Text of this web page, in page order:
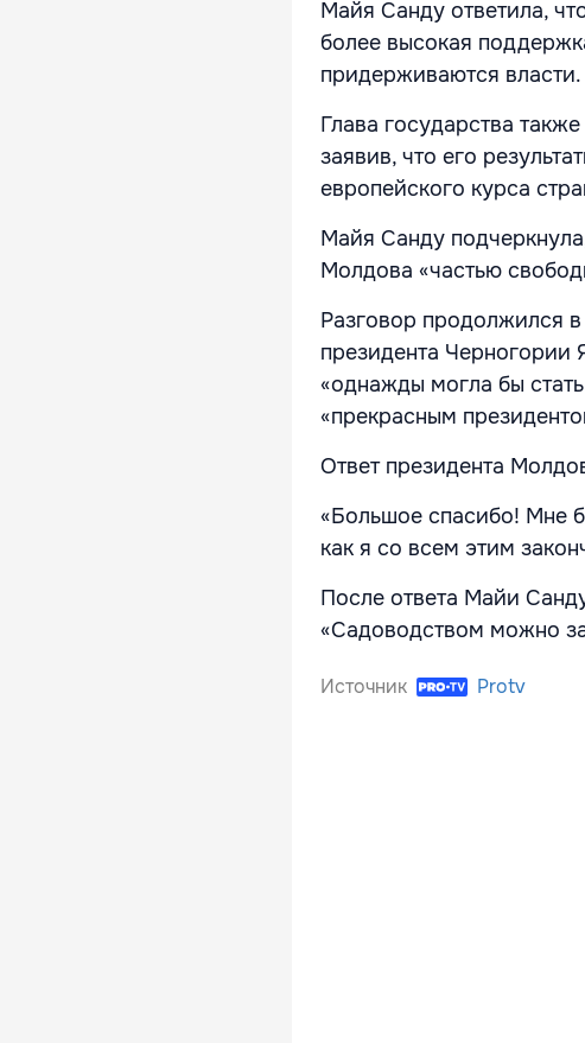
Майя Санду ответила,
более высокая
придерживаются власти.
Глава государства
заявив, что его
европейского курса
Майя Санду
Молдова «частью
Разговор продолжился
президента Черногории
«однажды могла бы
«прекрасным
Ответ президента
«Большое спасибо! Мне
как я со всем этим
После ответа Майи
«Садоводством можно
Источник Protv